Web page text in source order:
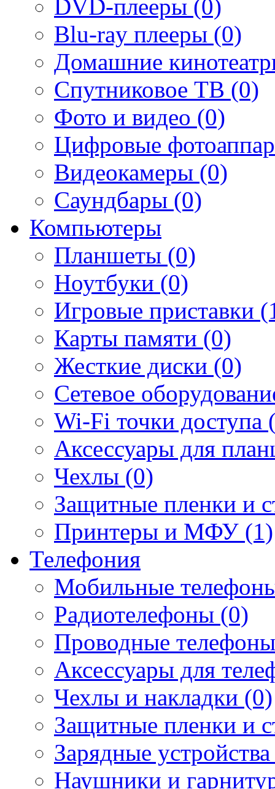
DVD-плееры (0)
Blu-ray плееры (0)
Домашние
Спутниковое ТВ (0)
Фото и видео (0)
Цифровые
Видеокамеры (0)
Саундбары (0)
Компьютеры
Планшеты (0)
Ноутбуки (0)
Игровые приставки
Карты памяти (0)
Жесткие диски (0)
Сетевое
Wi-Fi точки доступа
Аксессуары для
Чехлы (0)
Защитные пленки и
Принтеры и МФУ (1)
Телефония
Мобильные
Радиотелефоны (0)
Проводные
Аксессуары для
Чехлы и накладки (0)
Защитные пленки и
Зарядные
Наушники и